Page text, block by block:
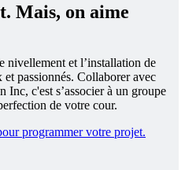
Mais, on aime
nivellement et l’installation de
passionnés. Collaborer avec
Inc, c'est s’associer à un groupe
de votre cour.
programmer votre projet.